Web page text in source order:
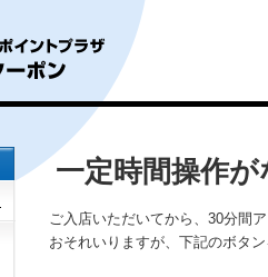
一定時間操作
ご入店いただいてから、30分間
おそれいりますが、下記のボタ